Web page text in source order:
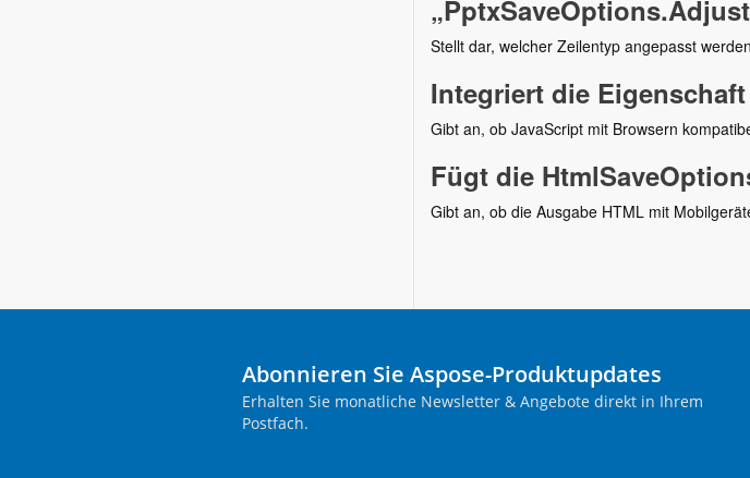
Stellt dar, welcher Zeilentyp angepasst
Integriert die
Gibt an, ob JavaScript mit Browsern
Fügt die
Gibt an, ob die Ausgabe HTML mit
Abonnieren Sie Aspose-Produktupdates
Erhalten Sie monatliche Newsletter & Angebote direkt in Ihrem
Postfach.